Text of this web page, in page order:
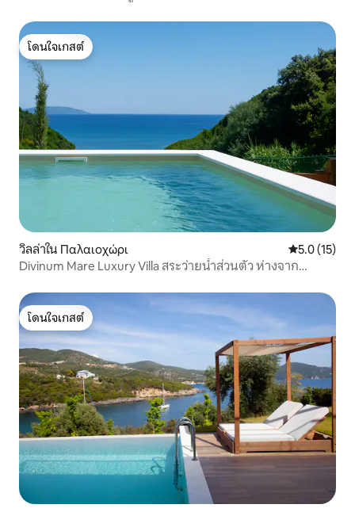
โดนใจเกสต์
โดนใจเกสต์
วิลล่าใน Παλαιοχώρι คะแนนเฉลี่ย
5.0 (15)
Divinum Mare Luxury Villa สระว่ายน้ำส่วนตัว ห่างจาก
โดนใจเกสต์
โดนใจเกสต์